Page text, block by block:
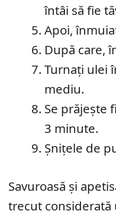
întâi să fie
Apoi,
După care,
Turnați ulei
mediu.
Se prăjește
3 minute.
Șnițele de
Savuroasă şi
trecut considerată